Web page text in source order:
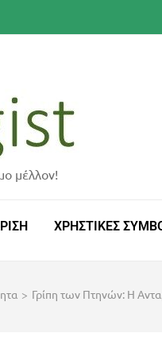
μέλλον!
ΧΡΗΣΤΙΚΕΣ
> Γρίπη των Πτηνών: Η